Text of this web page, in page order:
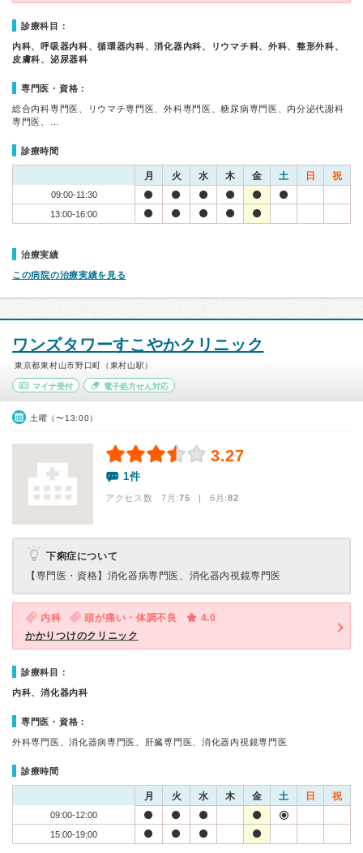
診療科目：
内科、呼吸器内科、循環器内科、消化器内科、リウマチ科、外科、整形外科、
皮膚科、泌尿器科
専門医・資格：
総合内科専門医、リウマチ専門医、外科専門医、糖尿病専門医、内分泌代謝科
専門医、…
診療時間
月 火 水 木 金 土 日 祝
09:00-11:30
13:00-16:00
治療実績
この病院の治療実績を見る
ワンズタワーすこやかクリニック
東京都東村山市野口町（東村山駅）
マイナ受付 電子処方せん対応
土曜（〜13:00）
3.27
1件
アクセス数 7月:75 | 6月:82
下痢症について
【専門医・資格】 消化器病専門医、消化器内視鏡専門医
内科 頭が痛い・体調不良
4.0
かかりつけのクリニック
診療科目：
内科、消化器内科
専門医・資格：
外科専門医、消化器病専門医、肝臓専門医、消化器内視鏡専門医
診療時間
月 火 水 木 金 土 日 祝
09:00-12:00
15:00-19:00